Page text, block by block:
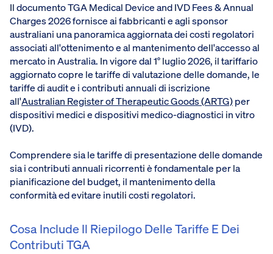
Il documento TGA Medical Device and IVD Fees & Annual
Charges 2026 fornisce ai fabbricanti e agli sponsor
australiani una panoramica aggiornata dei costi regolatori
associati all'ottenimento e al mantenimento dell'accesso al
mercato in Australia. In vigore dal 1° luglio 2026, il tariffario
aggiornato copre le tariffe di valutazione delle domande, le
tariffe di audit e i contributi annuali di iscrizione
all'Australian Register of Therapeutic Goods (ARTG)per
dispositivi medici e dispositivi medico-diagnostici in vitro
(IVD).
Comprendere sia le tariffe di presentazione delle domande
sia i contributi annuali ricorrenti è fondamentale per la
pianificazione del budget, il mantenimento della
conformità ed evitare inutili costi regolatori.
Cosa Include Il Riepilogo Delle Tariffe E Dei
Contributi TGA